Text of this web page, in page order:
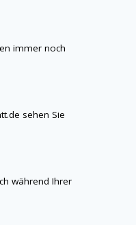
immer noch
sehen Sie
während Ihrer